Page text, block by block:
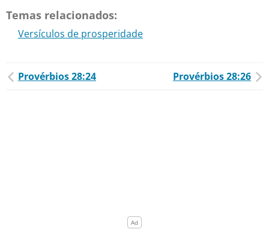
Temas relacionados:
Versículos de prosperidade
Provérbios 28:24 Provérbios 28:26